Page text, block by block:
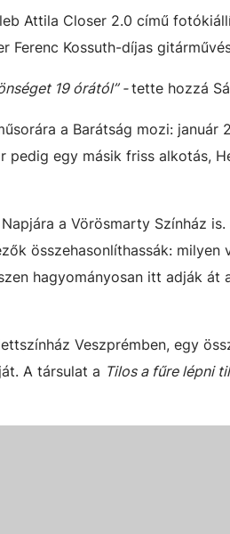
Attila Closer 2.0 című
Ferenc Kossuth-díjas
19 órától” -tette hozzá
a Barátság mozi: január
pedig egy másik friss alkotás,
a Vörösmarty Színház
összehasonlíthassák: milyen
hagyományosan itt adják át
Veszprémben, egy
A társulat a Tilos a fűre lépni